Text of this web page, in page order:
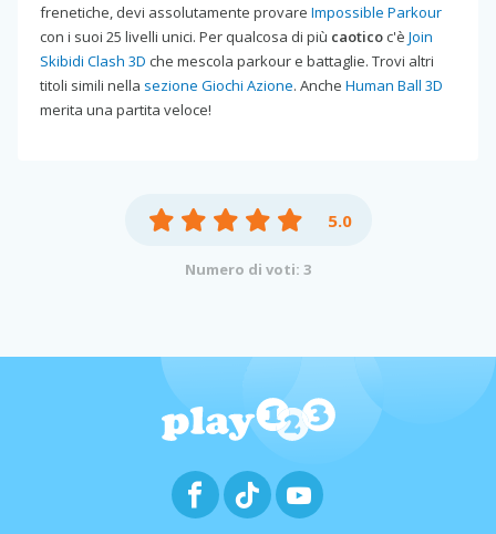
frenetiche, devi assolutamente provare Impossible Parkour
con i suoi 25 livelli unici. Per qualcosa di più caotico c'è Join
Skibidi Clash 3D che mescola parkour e battaglie. Trovi altri
titoli simili nella sezione Giochi Azione. Anche Human Ball 3D
merita una partita veloce!
5.0
Numero di voti: 3